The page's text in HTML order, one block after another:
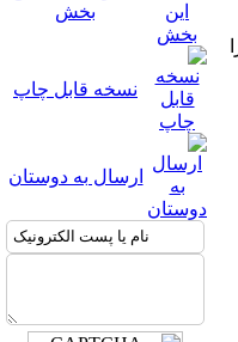
بخش
نسخه قابل چاپ
ارسال به دوستان